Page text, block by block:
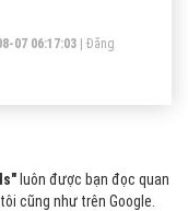
07 06:17:03
Đăng
luôn được bạn đọc quan
cũng như trên Google.